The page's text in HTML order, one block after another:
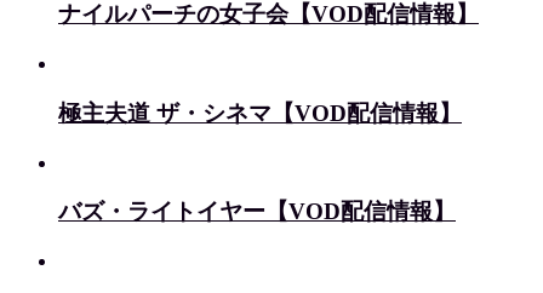
ナイルパーチの女子会【VOD配信情報】
極主夫道 ザ・シネマ【VOD配信情報】
バズ・ライトイヤー【VOD配信情報】